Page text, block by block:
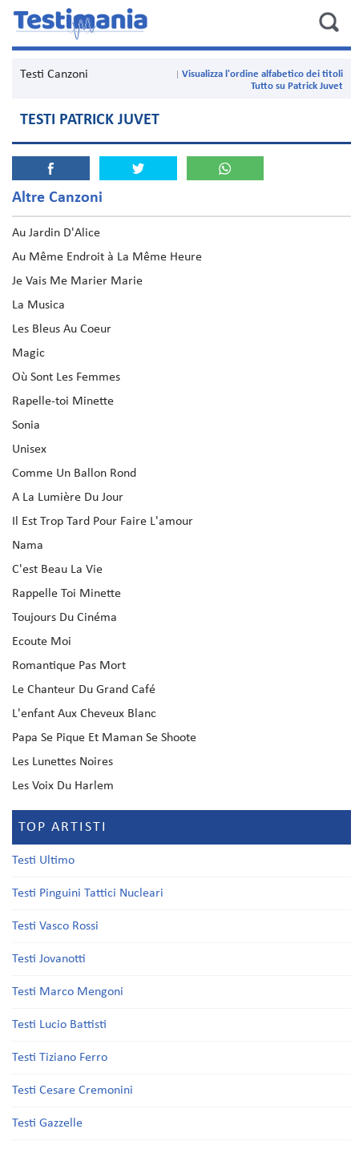
Testi Canzoni
Visualizza l'ordine alfabetico dei titoli
Tutto su Patrick Juvet
TESTI PATRICK JUVET
Altre Canzoni
Au Jardin D'Alice
Au Même Endroit à La Même Heure
Je Vais Me Marier Marie
La Musica
Les Bleus Au Coeur
Magic
Où Sont Les Femmes
Rapelle-toi Minette
Sonia
Unisex
Comme Un Ballon Rond
A La Lumière Du Jour
Il Est Trop Tard Pour Faire L'amour
Nama
C'est Beau La Vie
Rappelle Toi Minette
Toujours Du Cinéma
Ecoute Moi
Romantique Pas Mort
Le Chanteur Du Grand Café
L'enfant Aux Cheveux Blanc
Papa Se Pique Et Maman Se Shoote
Les Lunettes Noires
Les Voix Du Harlem
TOP ARTISTI
Testi Ultimo
Testi Pinguini Tattici Nucleari
Testi Vasco Rossi
Testi Jovanotti
Testi Marco Mengoni
Testi Lucio Battisti
Testi Tiziano Ferro
Testi Cesare Cremonini
Testi Gazzelle